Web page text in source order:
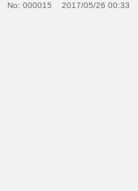
No: 000015 2017/05/26 00:33